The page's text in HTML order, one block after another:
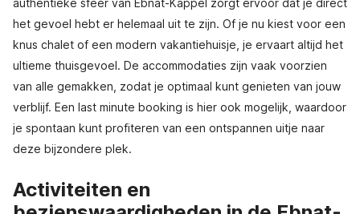
authentieke sfeer van Ebnat-Kappel zorgt ervoor dat je direct
het gevoel hebt er helemaal uit te zijn. Of je nu kiest voor een
knus chalet of een modern vakantiehuisje, je ervaart altijd het
ultieme thuisgevoel. De accommodaties zijn vaak voorzien
van alle gemakken, zodat je optimaal kunt genieten van jouw
verblijf. Een last minute booking is hier ook mogelijk, waardoor
je spontaan kunt profiteren van een ontspannen uitje naar
deze bijzondere plek.
Activiteiten en